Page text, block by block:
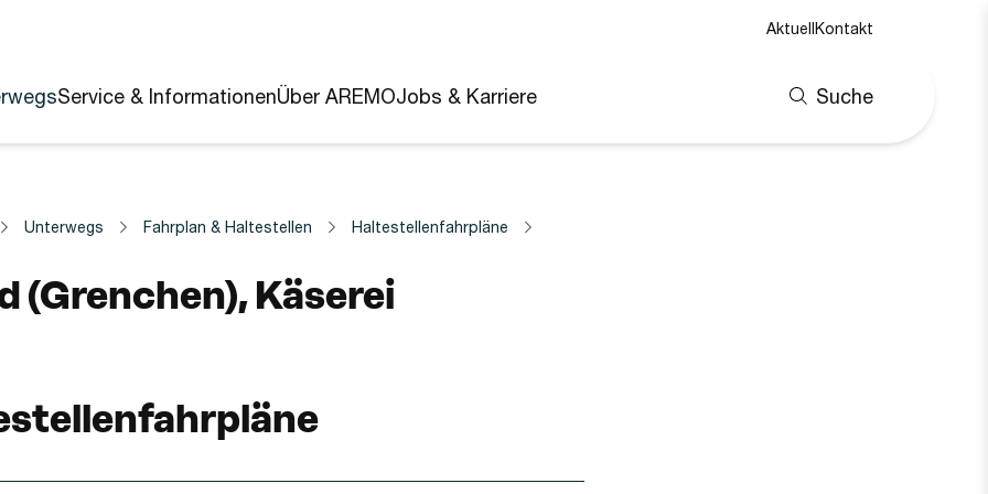
Service & InformationenÜber AREMOJobs & Karriere Suche
AktuellKontakt
Unterwegs Fahrplan & Haltestellen Haltestellenfahrpläne
(Grenchen), Käserei